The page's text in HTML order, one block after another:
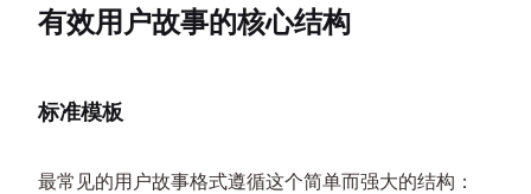
有效用户故事的核心结构
标准模板
最常见的用户故事格式遵循这个简单而强大的结构：